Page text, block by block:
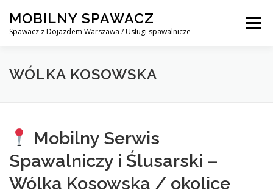
content
MOBILNY SPAWACZ
Spawacz z Dojazdem Warszawa / Usługi spawalnicze
Menu
MOBILNY SPAWACZ WARSZAWA
WÓLKA KOSOWSKA
Mobilny Serwis
Spawalniczy i Ślusarski –
Wólka Kosowska / okolice